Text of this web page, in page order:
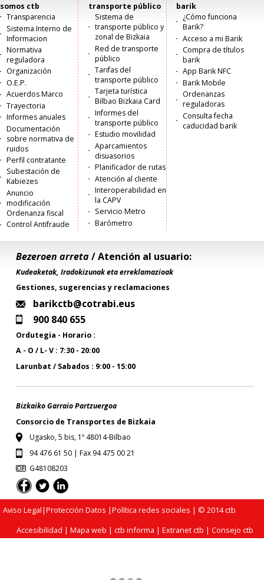
Menú
principal
somos ctb
Transparencia
Sistema Interno de
Informacion
Normativa
reguladora
Organización
O.E.P.
Acuerdos Marco
Trayectoria
Informes anuales
Documentación
sobre normativa de
ruidos
Perfil contratante
Subestación de
Kabiezes
Anuncio
modificación
Ordenanza fiscal
Control Antifraude
transporte público
Sistema de
transporte público y
zonal de Bizkaia
Red de transporte
público
Tarifas del
transporte público
Tarjeta turística
Bilbao Bizkaia Card
Informes del
transporte público
Estudio movilidad
Aparcamientos
disuasorios
Planificador de rutas
Atención al cliente
Interoperabilidad en
la CAPV
Servicio Metro
Barómetro
barik
¿Cómo funciona
Barik?
Acceso a mi Barik
Compra de títulos
barik
App Barik NFC
Barik Mobile
Ordenanzas
reguladoras
Consulta fecha
caducidad barik
Bezeroen arreta/ Atención al usuario:
Kudeaketak, Iradokizunak eta erreklamazioak
Gestiones, sugerencias y reclamaciones
barikctb@cotrabi.eus
900 840 655
Ordutegia - Horario :
A - O / L- V : 7:30 - 20:00
Larunbat / Sabados : 9:00 - 15:00
Bizkaiko Garraio Partzuergoa
Consorcio de Transportes de Bizkaia
Ugasko, 5 bis, 1º 48014-Bilbao
94 476 61 50 | Fax 94 475 00 21
G48108203
Aviso Legal|Protección Datos |Política redes sociales | © 2014 ctb
Accesibilidad |Mapa web |ctb informa |Extranet ctb |Consejo ctb